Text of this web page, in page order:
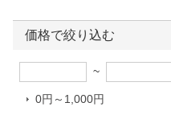
価格で絞り込む
~
0円～1,000円